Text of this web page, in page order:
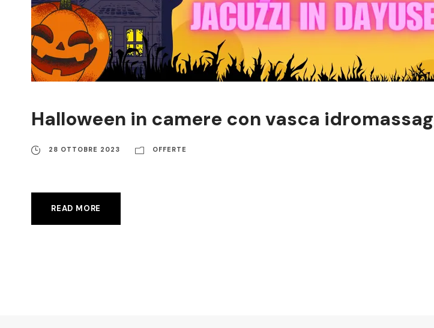
Halloween in camere con vasca
28 OTTOBRE 2023 OFFERTE
READ MORE